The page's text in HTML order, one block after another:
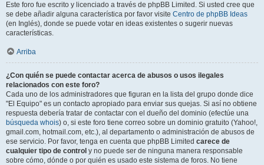
Este foro fue escrito y licenciado a través de phpBB Limited. Si usted cree que
se debe añadir alguna característica por favor visite Centro de phpBB Ideas
(en Inglés), donde se puede votar en ideas existentes o sugerir nuevas
características.
Arriba
¿Con quién se puede contactar acerca de abusos o usos ilegales
relacionados con este foro?
Cada uno de los administradores que figuran en la lista del grupo donde dice
"El Equipo" es un contacto apropiado para enviar sus quejas. Si así no obtiene
respuesta debería tratar de contactar con el dueño del dominio (efectúe una
búsqueda whois) o, si este foro tiene correo sobre un dominio gratuito (Yahoo!,
gmail.com, hotmail.com, etc.), al departamento o administración de abusos de
ese servicio. Por favor, tenga en cuenta que phpBB Limited carece de
cualquier tipo de control y no puede ser de ninguna manera responsable
sobre cómo, dónde o por quién es usado este sistema de foros. No tiene